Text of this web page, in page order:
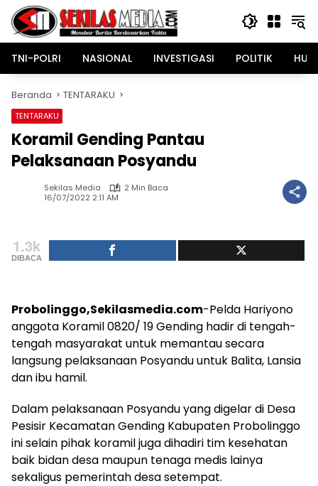
Langsung
konten
TNI-POLRI
NASIONAL INVESTIGASI POLITIK
Beranda TENTARAKU
TENTARAKU
Koramil Gending Pantau
Pelaksanaan Posyandu
Sekilas Media
2 Min Baca
16/07/2022 2:11 AM
1.3k
DIBACA
Probolinggo,Sekilasmedia.com-Pelda Hariyono
anggota Koramil 0820/ 19 Gending hadir di tengah-
tengah masyarakat untuk memantau secara
langsung pelaksanaan Posyandu untuk Balita, Lansia
dan ibu hamil.
Dalam pelaksanaan Posyandu yang digelar di Desa
Pesisir Kecamatan Gending Kabupaten Probolinggo
ini selain pihak koramil juga dihadiri tim kesehatan
baik bidan desa maupun tenaga medis lainya
sekaligus pemerintah desa setempat.